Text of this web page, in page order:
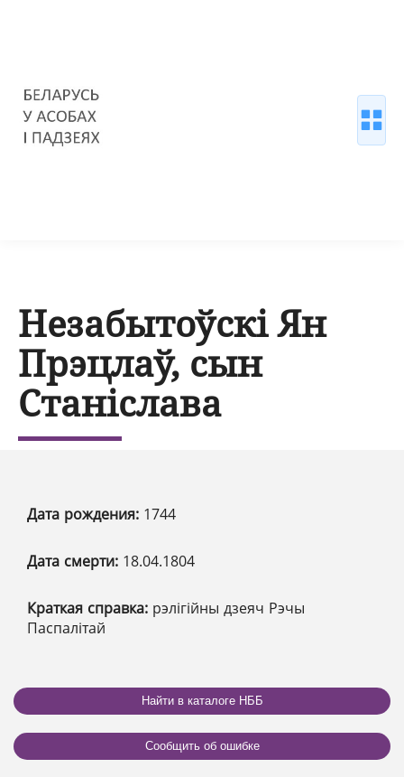
Незабытоўскі Ян
Прэцлаў, сын
Станіслава
Дата рождения: 1744
Дата смерти: 18.04.1804
Краткая справка: рэлігійны дзеяч Рэчы
Паспалітай
Найти в каталоге НББ
Сообщить об ошибке